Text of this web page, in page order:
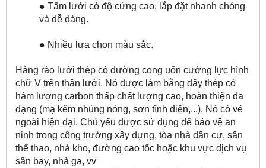
● Tấm lưới có độ cứng cao, lắp đặt nhanh chóng
và dễ dàng.
● Nhiều lựa chọn màu sắc.
Hàng rào lưới thép có đường cong uốn cường lực hình
chữ V trên thân lưới. Nó được làm bằng dây thép có
hàm lượng carbon thấp chất lượng cao, hoàn thiện đa
dạng (mạ kẽm nhúng nóng, sơn tĩnh điện,...). Nó có vẻ
ngoài hiện đại. Chủ yếu được sử dụng để bảo vệ an
ninh trong công trường xây dựng, tòa nhà dân cư, sân
thể thao, nhà kho, đường cao tốc hoặc khu vực dịch vụ
sân bay, nhà ga, vv